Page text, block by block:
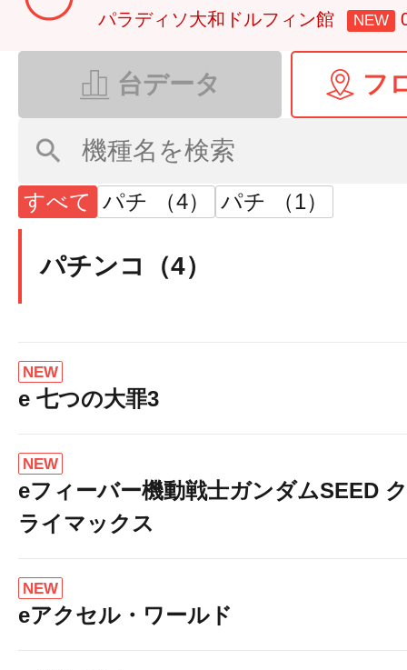
パラディソ大和ドルフィン館 NEW
台データ フ
すべて パチ （4） パチ （1）
パチンコ（4）
NEW
e 七つの大罪3
NEW
eフィーバー機動戦士ガンダムSEED ク
ライマックス
NEW
eアクセル・ワールド